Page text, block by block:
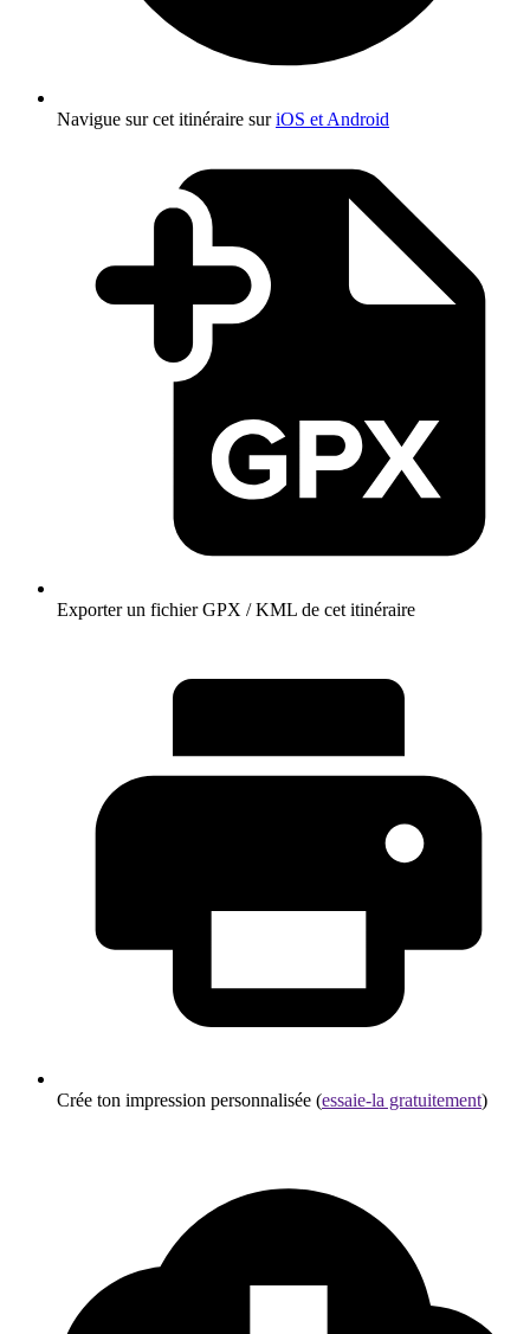
Navigue sur cet itinéraire suriOS et Android
Exporter un fichier GPX / KML de cet itinéraire
Crée ton impression personnalisée (essaie-la gratuitement)